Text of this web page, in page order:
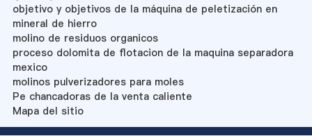
objetivo y objetivos de la máquina de peletización en
mineral de hierro
molino de residuos organicos
proceso dolomita de flotacion de la maquina separadora
mexico
molinos pulverizadores para moles
Pe chancadoras de la venta caliente
Mapa del sitio